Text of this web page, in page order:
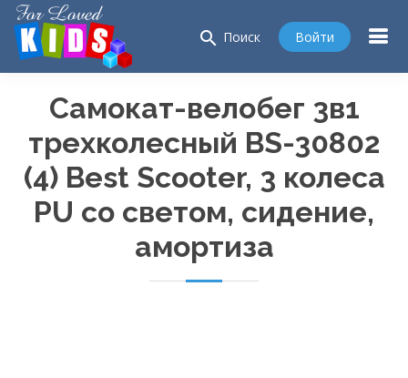
search Поиск Войти
Самокат-велобег 3в1
трехколесный BS-30802
(4) Best Scooter, 3 колеса
PU со светом, сидение,
амортиза